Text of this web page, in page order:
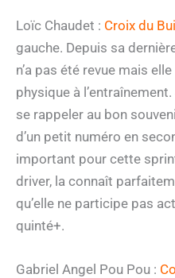
Loïc Chaudet : Croix du
gauche. Depuis sa
n’a pas été revue mais
physique à
se rappeler au bon
d’un petit numéro en
important pour cette
driver, la connaît
qu’elle ne participe pas
quinté+.
Gabriel Angel Pou Pou :